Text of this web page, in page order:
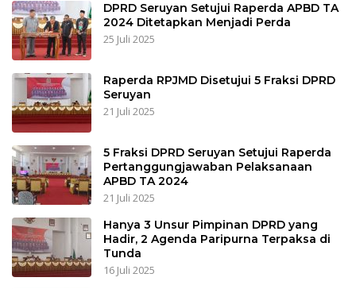
DPRD Seruyan Setujui Raperda APBD TA
2024 Ditetapkan Menjadi Perda
25 Juli 2025
Raperda RPJMD Disetujui 5 Fraksi DPRD
Seruyan
21 Juli 2025
5 Fraksi DPRD Seruyan Setujui Raperda
Pertanggungjawaban Pelaksanaan
APBD TA 2024
21 Juli 2025
Hanya 3 Unsur Pimpinan DPRD yang
Hadir, 2 Agenda Paripurna Terpaksa di
Tunda
16 Juli 2025